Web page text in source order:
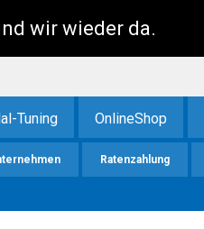
wir wieder da.
Tuning OnlineShop
Ratenzahlung